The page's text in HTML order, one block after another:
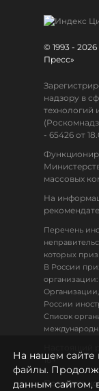
© 1993 -
Пресс»
надзору в
технологий
- 65426 от
массовых
На
Перечень
которых
В России
организации:
России
Список
18+
Политика
На нашем сайте
файлы.
данным сайтом,